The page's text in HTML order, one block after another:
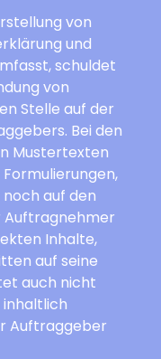
von
und
schuldet
von
Stelle auf der
Bei den
Mustertexten
auf den
Auftragnehmer
Inhalte,
auf seine
auch nicht
inhaltlich
Auftraggeber